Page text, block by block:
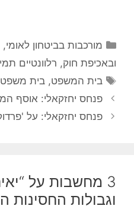
קטגוריות
מורכבות בביטחון לאומי,
ובאכיפת חוק, רלוונטיים
תגיות
בית המשפט,בית משפט
פנחס יחזקאלי: אוסף
פנחס יחזקאלי: על
3 מחשבות על
וגבולות החסינות